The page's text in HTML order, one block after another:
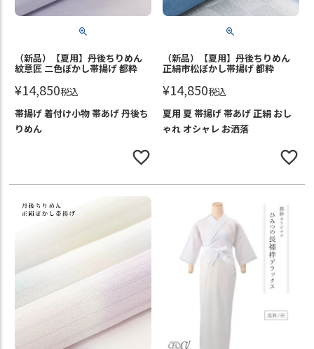
（新品）【夏用】丹後ちりめん
紋意匠 二色ぼかし帯揚げ 都粋
¥14,850税込
帯揚げ 着付け小物 帯あげ 丹後ち
りめん
（新品）【夏用】丹後ちりめん
正絹市松ぼかし帯揚げ 都粋
¥14,850税込
夏用 夏 帯揚げ 帯あげ 正絹 おし
ゃれ オシャレ お洒落